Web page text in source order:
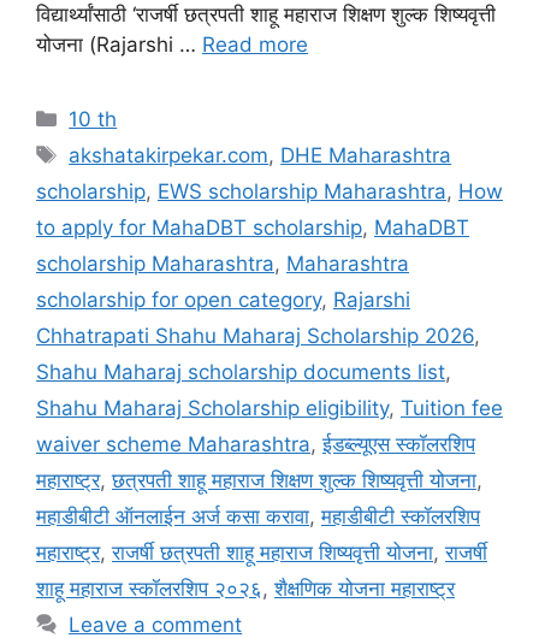
विद्यार्थ्यांसाठी ‘राजर्षी छत्रपती शाहू महाराज शिक्षण शुल्क शिष्यवृत्ती
योजना (Rajarshi … Read more
Categories
10 th
Tags
akshatakirpekar.com, DHE Maharashtra
scholarship, EWS scholarship Maharashtra, How
to apply for MahaDBT scholarship, MahaDBT
scholarship Maharashtra, Maharashtra
scholarship for open category, Rajarshi
Chhatrapati Shahu Maharaj Scholarship 2026,
Shahu Maharaj scholarship documents list,
Shahu Maharaj Scholarship eligibility, Tuition fee
waiver scheme Maharashtra,ईडब्ल्यूएस स्कॉलरशिप
महाराष्ट्र,छत्रपती शाहू महाराज शिक्षण शुल्क शिष्यवृत्ती योजना,
महाडीबीटी ऑनलाईन अर्ज कसा करावा,महाडीबीटी स्कॉलरशिप
महाराष्ट्र,राजर्षी छत्रपती शाहू महाराज शिष्यवृत्ती योजना,राजर्षी
शाहू महाराज स्कॉलरशिप २०२६ ,शैक्षणिक योजना महाराष्ट्र
Leave a comment